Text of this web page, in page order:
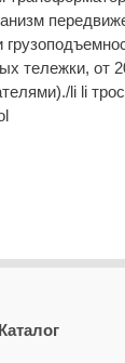
тележки, от
li li
Каталог